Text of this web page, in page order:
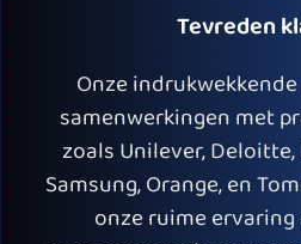
Tevreden
Onze
samenwerkingen met
zoals Unilever,
Samsung, Orange, en
onze ruime